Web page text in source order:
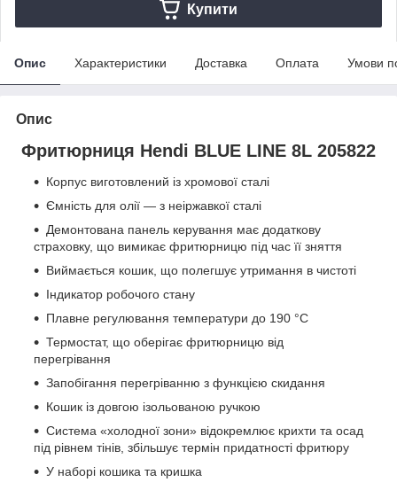
Купити
Опис Характеристики Доставка Оплата Умови
Опис
Фритюрниця Hendi BLUE LINE 8L 205822
Корпус виготовлений із хромової сталі
Ємність для олії — з неіржавкої сталі
Демонтована панель керування має додаткову
страховку, що вимикає фритюрницю під час її зняття
Виймається кошик, що полегшує утримання в чистоті
Індикатор робочого стану
Плавне регулювання температури до 190 °C
Термостат, що оберігає фритюрницю від
перегрівання
Запобігання перегріванню з функцією скидання
Кошик із довгою ізольованою ручкою
Система «холодної зони» відокремлює крихти та осад
під рівнем тінів, збільшує термін придатності фритюру
У наборі кошика та кришка